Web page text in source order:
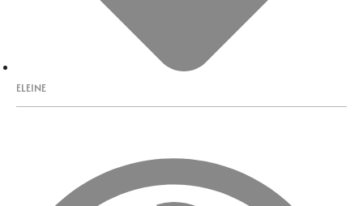
ELEINE